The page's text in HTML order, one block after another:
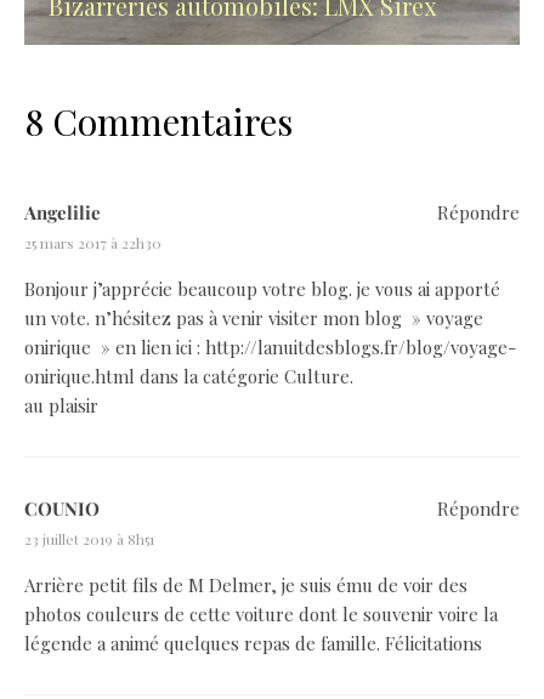
8 Commentaires
Angelilie
25 mars 2017 à 22h30
Bonjour j’apprécie beaucoup votre blog. je vous ai apporté
un vote. n’hésitez pas à venir visiter mon blog » voyage
onirique » en lien ici : http://lanuitdesblogs.fr/blog/voyage-
onirique.html dans la catégorie Culture.
au plaisir
Répondre
COUNIO
23 juillet 2019 à 8h51
Arrière petit fils de M Delmer, je suis ému de voir des
photos couleurs de cette voiture dont le souvenir voire la
légende a animé quelques repas de famille. Félicitations
Répondre